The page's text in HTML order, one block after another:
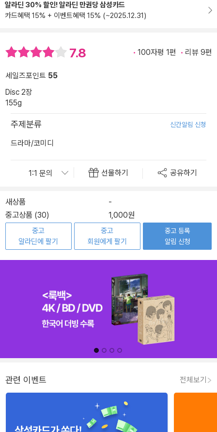
알라딘 30% 할인! 알라딘 만권당 삼성카드
카드혜택 15% + 이벤트혜택 15% (~2025.12.31)
7.8 100자평 1편 리뷰 9편
세일즈포인트 55
Disc 2장
155g
주제분류 신간알림 신청
드라마/코미디
선물하기 공유하기
새상품
-
중고상품 (30)
1,000원
중고
알라딘에 팔기
중고
회원에게 팔기
중고 등록
알림 신청
관련 이벤트 전체보기